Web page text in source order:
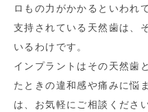
ロもの力がかかるといわれ
支持されている天然歯は、
いるわけです。
インプラントはその天然歯
たときの違和感や痛みに悩
は、お気軽にご相談ください